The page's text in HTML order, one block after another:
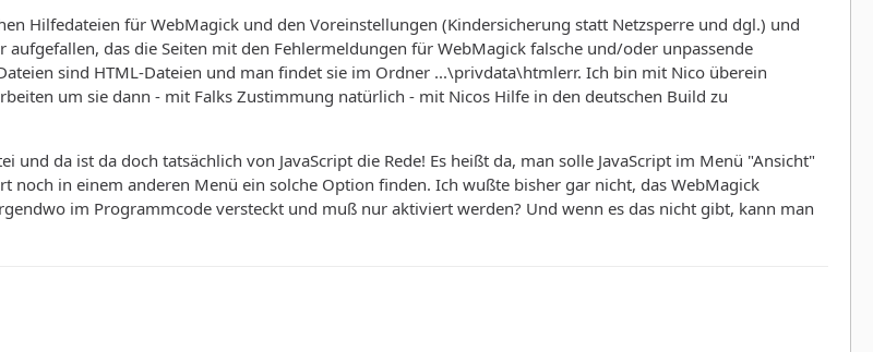
Hilfedateien für WebMagick und den Voreinstellungen (Kindersicherung statt Netzsperre und dgl.) und
aufgefallen, das die Seiten mit den Fehlermeldungen für WebMagick falsche und/oder unpassende
sind HTML-Dateien und man findet sie im Ordner ...\privdata\htmlerr. Ich bin mit Nico überein
um sie dann - mit Falks Zustimmung natürlich - mit Nicos Hilfe in den deutschen Build zu
und da ist da doch tatsächlich von JavaScript die Rede! Es heißt da, man solle JavaScript im Menü "Ansicht"
noch in einem anderen Menü ein solche Option finden. Ich wußte bisher gar nicht, das WebMagick
im Programmcode versteckt und muß nur aktiviert werden? Und wenn es das nicht gibt, kann man